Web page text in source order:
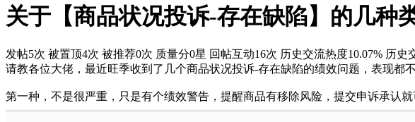
关于【商品状况投诉-存在缺陷】的几种
发帖5次 被置顶4次 被推荐0次 质量分0星 回帖互动16次 历史交流热度10.07% 历史
请教各位大佬，最近旺季收到了几个商品状况投诉-存在缺陷的绩效问题，表现都
第一种，不是很严重，只是有个绩效警告，提醒商品有移除风险，提交申诉承认就